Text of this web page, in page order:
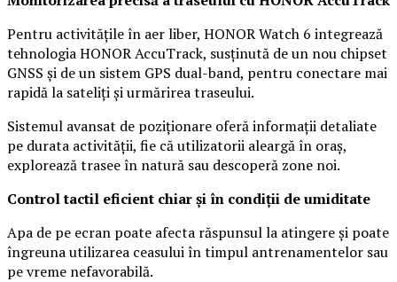
Pentru activitățile în aer liber, HONOR Watch 6 integrează
tehnologia HONOR AccuTrack, susținută de un nou chipset
GNSS și de un sistem GPS dual-band, pentru conectare mai
rapidă la sateliți și urmărirea traseului.
Sistemul avansat de poziționare oferă informații detaliate
pe durata activității, fie că utilizatorii aleargă în oraș,
explorează trasee în natură sau descoperă zone noi.
Control tactil eficient chiar și în condiții de umiditate
Apa de pe ecran poate afecta răspunsul la atingere și poate
îngreuna utilizarea ceasului în timpul antrenamentelor sau
pe vreme nefavorabilă.